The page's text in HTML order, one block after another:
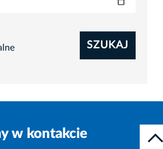
SZUKAJ
w kontakcie